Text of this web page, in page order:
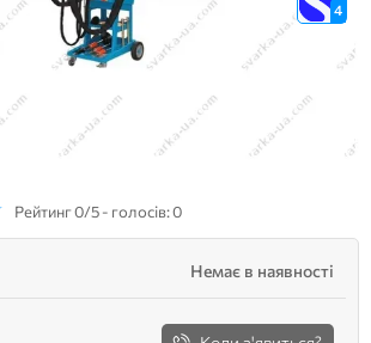
4
Рейтинг0/5 - голосів: 0
Немає в наявності